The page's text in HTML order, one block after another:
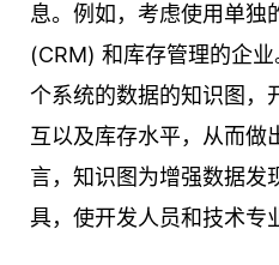
息。例如，考虑使用单独
(CRM) 和库存管理的企
个系统的数据的知识图，
互以及库存水平，从而做
言，知识图为增强数据发
具，使开发人员和技术专